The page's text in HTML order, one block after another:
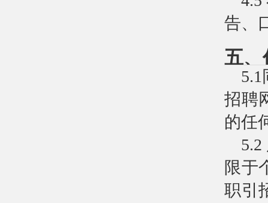
告、
五、
招聘
的任
限于
职引